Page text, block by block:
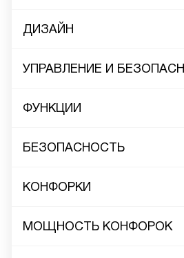
ДИЗАЙН
УПРАВЛЕНИЕ И
ФУНКЦИИ
БЕЗОПАСНОСТЬ
КОНФОРКИ
МОЩНОСТЬ КОНФОРОК